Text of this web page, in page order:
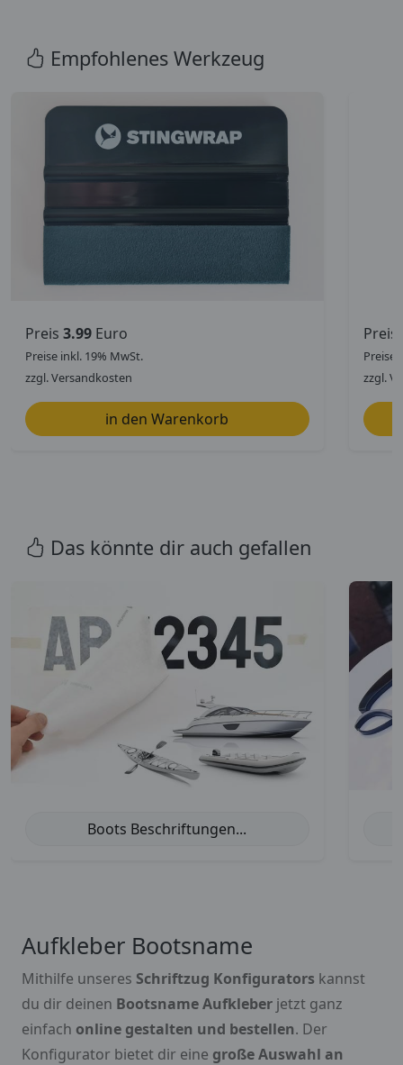
Empfohlenes Werkzeug
Preis 3.99 Euro
Preise inkl. 19% MwSt.
zzgl. Versandkosten
Preis
Preise
zzgl.
Das könnte dir auch gefallen
Boots Beschriftungen...
Aufkleber Bootsname
Mithilfe unseres Schriftzug Konfigurators kannst
du dir deinen Bootsname Aufkleber jetzt ganz
einfach online gestalten und bestellen. Der
Konfigurator bietet dir eine große Auswahl an